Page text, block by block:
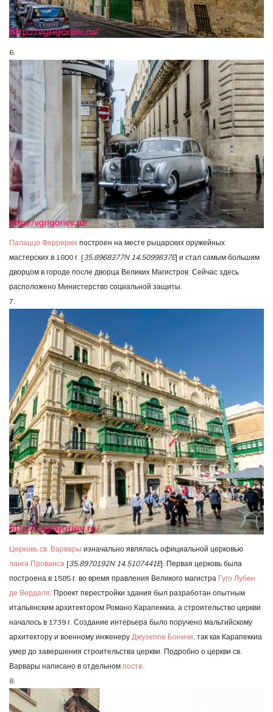
6.
Палаццо Феррерия построен на месте рыцарских оружейных
мастерских в 1800 г. [35.8968377N 14.5099837E] и стал самым большим
дворцом в городе после дворца Великих Магистров. Сейчас здесь
расположено Министерство социальной защиты.
7.
Церковь св. Варвары изначально являлась официальной церковью
ланга Прованса [35.8970192N 14.5107441E]. Первая церковь была
построена в 1585 г. во время правления Великого магистра Гуго Лубен
де Вердаля . Проект перестройки здания был разработан опытным
итальянским архитектором Романо Карапеккиа, а строительство церкви
началось в 1739 г. Создание интерьера было поручено мальтийскому
архитектору и военному инженеру Джузеппе Боничи , так как Карапеккиа
умер до завершения строительства церкви. Подробно о церкви св.
Варвары написано в отдельном посте
8.